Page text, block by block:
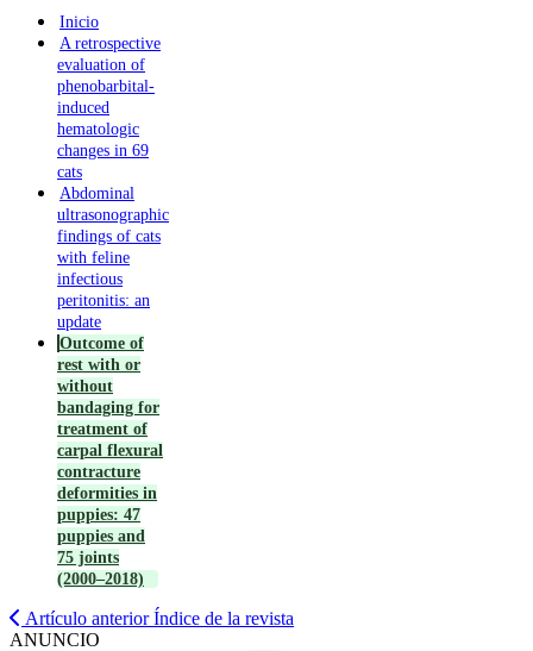
Inicio
A retrospective
evaluation of
phenobarbital-
induced
hematologic
changes in 69
cats
Abdominal
ultrasonographic
findings of cats
with feline
infectious
peritonitis: an
update
Outcome of
rest with or
without
bandaging for
treatment of
carpal flexural
contracture
deformities in
puppies: 47
puppies and
75 joints
(2000–2018)
Artículo anterior Índice de la revista
ANUNCIO